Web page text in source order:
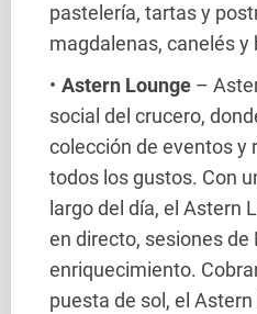
pastelería, tartas y
magdalenas, canelés y
Astern Lounge –
social del crucero,
colección de eventos y
todos los gustos. Con
largo del día, el Astern
en directo, sesiones de
enriquecimiento.
puesta de sol, el